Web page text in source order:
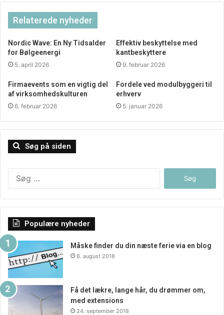
En af fordelene ved præcisionsdrejning er evnen til at
variation. Dette gør det til et ideelt valg til
masseproduktion af komponenter, hvor konsistens og
produktionsfaciliteter og strenge
kvalitetskontrolprocesser sikrer, at hver del opfylder de
højeste standarder for præcision og pålidelighed.
Derudover kan præcisionsdrejning også bruges til at
specifikke kundebehov. Ved at kombinere avancerede
maskiner med ekspertise og erfaring kan Schaublin
producere skræddersyede dele med præcis
dimensionering og komplekse geometrier, der opfylder de
unikke krav og specifikationer for hver kunde.
Alt i alt er præcisionsdrejning en afgørende proces inden
for maskinindustrien, der gør det muligt at fremstille
komponenter med ekstrem præcision og kvalitet. Hos
Relaterede nyheder
Nordic Wave: En Ny Tidsalder
for Bølgeenergi
5. april 2026
Effektiv beskyttelse med
kantbeskyttere
9. februar 2026
Firmaevents som en vigtig del
af virksomhedskulturen
6. februar 2026
Fordele ved modulbyggeri til
erhverv
5. januar 2026
Søg på siden
Populære nyheder
Måske finder du din næste ferie via en blog
8. august 2018
Få det lækre, lange hår, du drømmer om,
med extensions
24. september 2018